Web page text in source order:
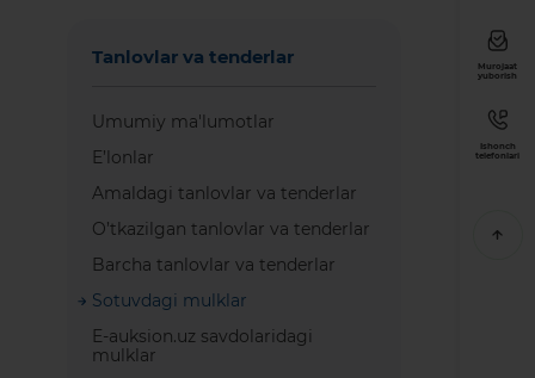
Tanlovlar va tenderlar
Umumiy ma'lumotlar
E’lonlar
Amaldagi tanlovlar va tenderlar
O’tkazilgan tanlovlar va tenderlar
Barcha tanlovlar va tenderlar
Sotuvdagi mulklar
E-auksion.uz savdolaridagi
mulklar
Murojaat
yuborish
Ishonch
telefonlari